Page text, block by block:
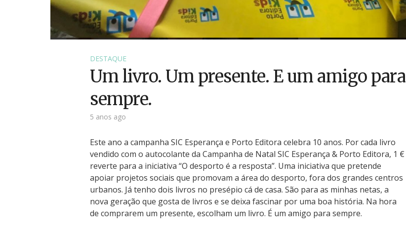
DESTAQUE
Um livro. Um presente. E um amigo para
sempre.
5 anos ago
Este ano a campanha SIC Esperança e Porto Editora celebra 10 anos. Por cada livro
vendido com o autocolante da Campanha de Natal SIC Esperança & Porto Editora, 1 €
reverte para a iniciativa “O desporto é a resposta”. Uma iniciativa que pretende
apoiar projetos sociais que promovam a área do desporto, fora dos grandes centros
urbanos. Já tenho dois livros no presépio cá de casa. São para as minhas netas, a
nova geração que gosta de livros e se deixa fascinar por uma boa história. Na hora
de comprarem um presente, escolham um livro. É um amigo para sempre.